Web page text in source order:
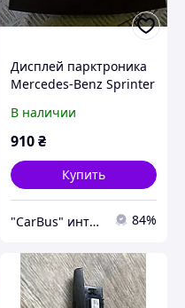
Дисплей парктроника
Mercedes-Benz Sprinter
рестайл, A0015423623
В наличии
910₴
Купить
"CarBus" интернет-магазин запчастей 84%